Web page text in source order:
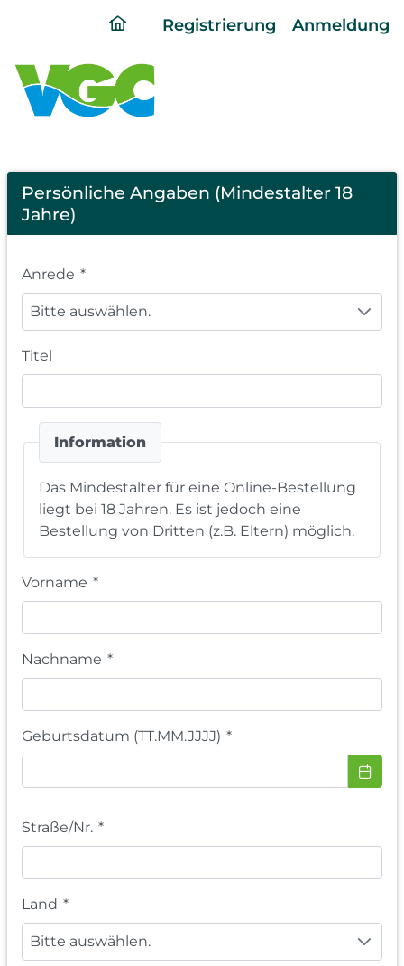
ding
page
Registrierung Anmeldung
Registration
Persönliche Angaben (Mindestalter 18
Jahre)
Anrede *
Bitte auswählen.
Titel
Information
Das Mindestalter für eine Online-Bestellung
liegt bei 18 Jahren. Es ist jedoch eine
Bestellung von Dritten (z.B. Eltern) möglich.
Vorname *
Nachname *
Geburtsdatum (TT.MM.JJJJ) *
Straße/Nr. *
Land *
Bitte auswählen.